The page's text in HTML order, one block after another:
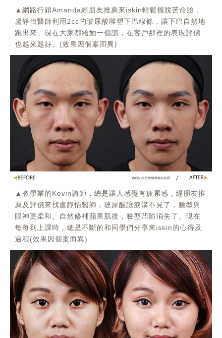
▲網路行銷Amanda經朋友推薦來iskin輕鬆擺脫苦命臉，
盧靜怡醫師利用2cc的玻尿酸雕塑下巴線條，讓下巴自然地
跑出來。現在大家都給她一個讚，在客戶那裡的表現評價
也越來越好。(效果因個案而異)
▲教學業的Kevin講師，總是讓人感覺有疲累感，經朋友推
薦及評價來找盧靜怡醫師，玻尿酸讓淚溝不見了，臉型與
眼神更柔和。自然修補蘋果肌後，臉型凹陷消失了。現在
每每到上課時，總是不斷的和同學們分享來iskin的心得及
過程(效果因個案而異)